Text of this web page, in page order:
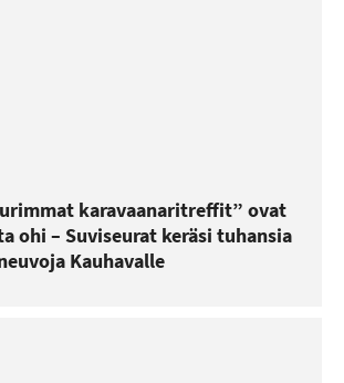
karavaanaritreffit” ovat
ohi – Suviseurat keräsi tuhansia
Kauhavalle